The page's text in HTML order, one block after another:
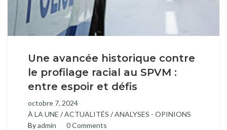
Une avancée historique contre
le profilage racial au SPVM :
entre espoir et défis
octobre 7, 2024
À LA UNE /ACTUALITÉS /ANALYSES - OPINIONS
Byadmin 0 Comments